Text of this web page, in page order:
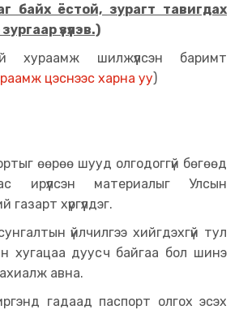
байх ёстой, зурагт тавигдах
үзүүлэв.)
хураамж шилжүүлсэн баримт
цэснээс харна уу)
өөрөө шууд олгодоггүй бөгөөд
ирүүлсэн материалыг Улсын
хүргүүлдэг.
үйлчилгээ хийгдэхгүй тул
хугацаа дуусч байгаа бол шинэ
авна.
гадаад паспорт олгох эсэх